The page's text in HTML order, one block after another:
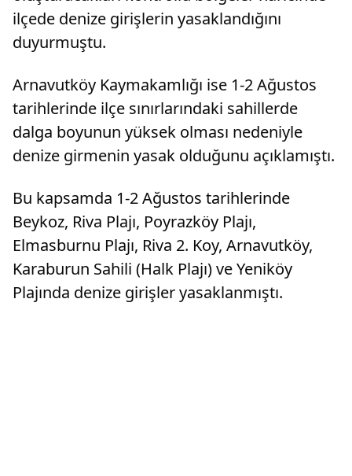
ilçede denize girişlerin yasaklandığını
duyurmuştu.
Arnavutköy Kaymakamlığı ise 1-2 Ağustos
tarihlerinde ilçe sınırlarındaki sahillerde
dalga boyunun yüksek olması nedeniyle
denize girmenin yasak olduğunu açıklamıştı.
Bu kapsamda 1-2 Ağustos tarihlerinde
Beykoz, Riva Plajı, Poyrazköy Plajı,
Elmasburnu Plajı, Riva 2. Koy, Arnavutköy,
Karaburun Sahili (Halk Plajı) ve Yeniköy
Plajında denize girişler yasaklanmıştı.